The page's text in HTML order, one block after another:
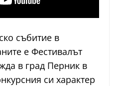
събитие в
е Фестивалът
в град Перник в
си характер